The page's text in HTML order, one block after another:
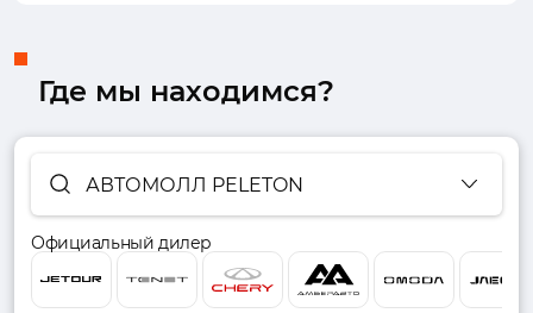
Где мы находимся?
АВТОМОЛЛ PELETON
Официальный дилер